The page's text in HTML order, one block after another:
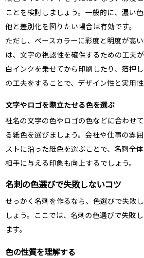
ことを検討しましょう。一般的に、濃い色
他と差別化を図りたい場合は有効です。
ただし、ベースカラーに彩度と明度が高
は、文字の視認性を確保するための工夫が
白インクを乗せてから印刷したり、箔押
の工夫をすることで、デザイン性と実用性
文字やロゴを際立たせる色を選ぶ
社名の文字の色やロゴの色などに合わせ
る紙色を選びましょう。会社や仕事の雰
ストに沿った紙色を選ぶことで、名刺全体
相手に与える印象も向上するでしょう。
名刺の色選びで失敗しないコツ
せっかく名刺を作るなら、色選びで失敗
しょう。ここでは、名刺の色選びで失敗
ます。
色の性質を理解する